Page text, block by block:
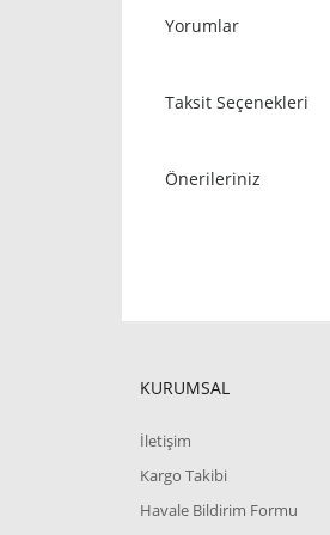
Yorumlar
Taksit Seçenekleri
Önerileriniz
KURUMSAL
İletişim
Kargo Takibi
Havale Bildirim Formu